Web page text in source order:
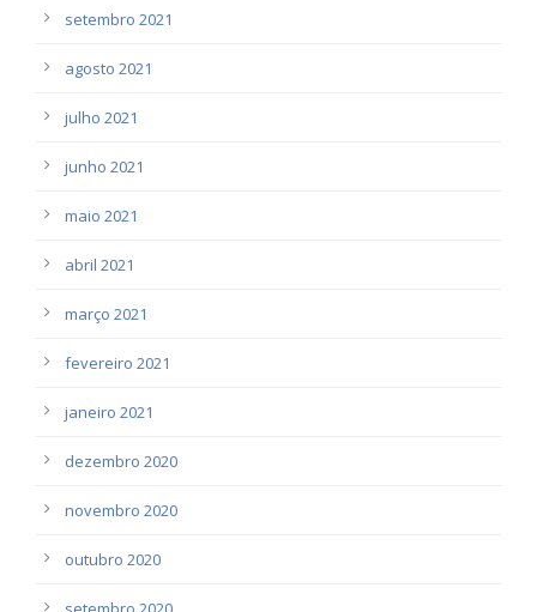
setembro 2021
agosto 2021
julho 2021
junho 2021
maio 2021
abril 2021
março 2021
fevereiro 2021
janeiro 2021
dezembro 2020
novembro 2020
outubro 2020